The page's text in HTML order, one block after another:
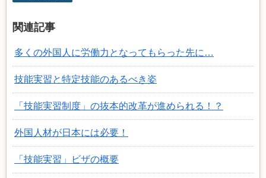
関連記事
多くの外国人に労働力となってもらった先に…
技能実習と特定技能のあるべき姿
「技能実習制度」の抜本的改革が進められる！？
外国人材が日本には必要！
「技能実習」ビザの概要